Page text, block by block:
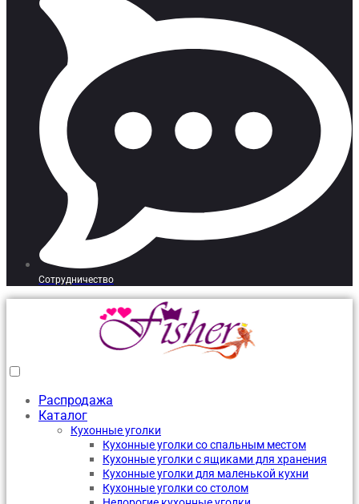
Сотрудничество
Распродажа
Каталог
Кухонные уголки
Кухонные уголки со спальным местом
Кухонные уголки с ящиками для хранения
Кухонные уголки для маленькой кухни
Кухонные уголки со столом